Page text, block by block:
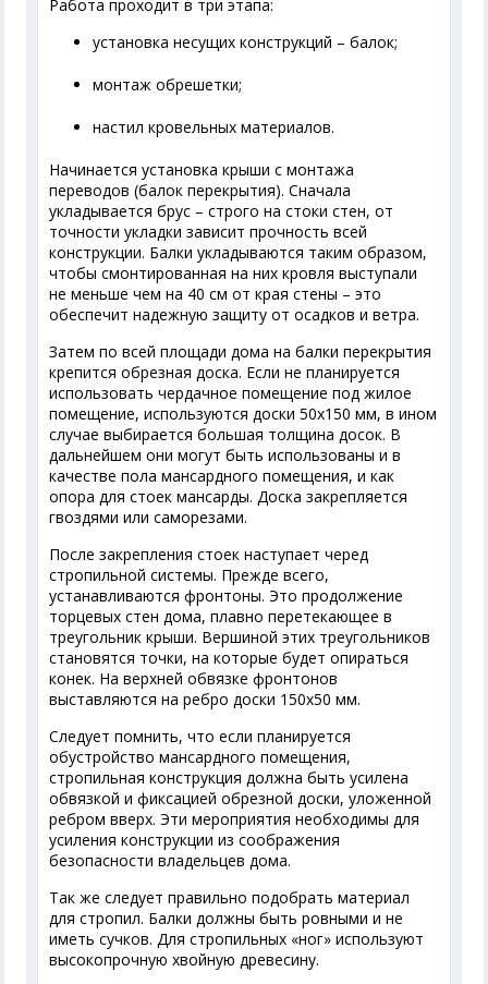
Работа проходит в три этапа:
установка несущих конструкций – балок;
монтаж обрешетки;
настил кровельных материалов.
Начинается установка крыши с монтажа
переводов (балок перекрытия). Сначала
укладывается брус – строго на стоки стен, от
точности укладки зависит прочность всей
конструкции. Балки укладываются таким образом,
чтобы смонтированная на них кровля выступали
не меньше чем на 40 см от края стены – это
обеспечит надежную защиту от осадков и ветра.
Затем по всей площади дома на балки перекрытия
крепится обрезная доска. Если не планируется
использовать чердачное помещение под жилое
помещение, используются доски 50х150 мм, в ином
случае выбирается большая толщина досок. В
дальнейшем они могут быть использованы и в
качестве пола мансардного помещения, и как
опора для стоек мансарды. Доска закрепляется
гвоздями или саморезами.
После закрепления стоек наступает черед
стропильной системы. Прежде всего,
устанавливаются фронтоны. Это продолжение
торцевых стен дома, плавно перетекающее в
треугольник крыши. Вершиной этих треугольников
становятся точки, на которые будет опираться
конек. На верхней обвязке фронтонов
выставляются на ребро доски 150х50 мм.
Следует помнить, что если планируется
обустройство мансардного помещения,
стропильная конструкция должна быть усилена
обвязкой и фиксацией обрезной доски, уложенной
ребром вверх. Эти мероприятия необходимы для
усиления конструкции из соображения
безопасности владельцев дома.
Так же следует правильно подобрать материал
для стропил. Балки должны быть ровными и не
иметь сучков. Для стропильных «ног» используют
высокопрочную хвойную древесину.